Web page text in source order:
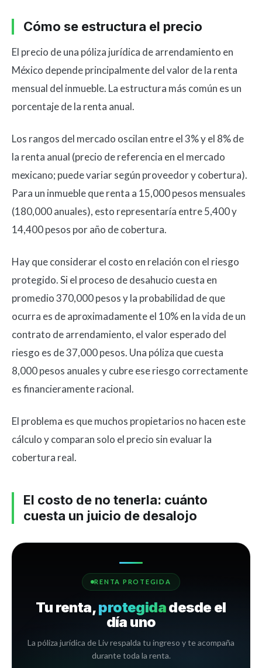
Cómo se estructura el precio
El precio de una póliza jurídica de arrendamiento en
México depende principalmente del valor de la renta
mensual del inmueble. La estructura más común es un
porcentaje de la renta anual.
Los rangos del mercado oscilan entre el 3% y el 8% de
la renta anual (precio de referencia en el mercado
mexicano; puede variar según proveedor y cobertura).
Para un inmueble que renta a 15,000 pesos mensuales
(180,000 anuales), esto representaría entre 5,400 y
14,400 pesos por año de cobertura.
Hay que considerar el costo en relación con el riesgo
protegido. Si el proceso de desahucio cuesta en
promedio 370,000 pesos y la probabilidad de que
ocurra es de aproximadamente el 10% en la vida de un
contrato de arrendamiento, el valor esperado del
riesgo es de 37,000 pesos. Una póliza que cuesta
8,000 pesos anuales y cubre ese riesgo correctamente
es financieramente racional.
El problema es que muchos propietarios no hacen este
cálculo y comparan solo el precio sin evaluar la
cobertura real.
El costo de no tenerla: cuánto
cuesta un juicio de desalojo
RENTA PROTEGIDA
Tu renta,protegidadesde el
día uno
La póliza jurídica de Liv respalda tu ingreso y te acompaña
durante toda la renta.